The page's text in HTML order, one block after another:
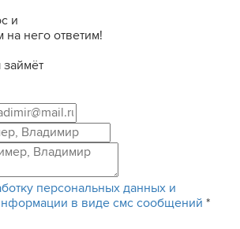
и
него ответим!
персональных данных и
в виде смс сообщений *